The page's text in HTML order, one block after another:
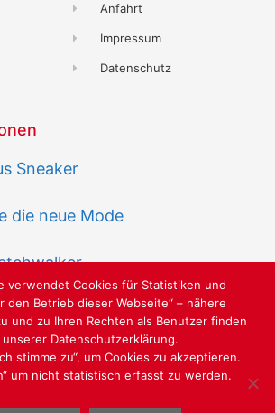
Anfahrt
Impressum
Datenschutz
Sneaker
die neue Mode
AUF SCHÖNE SCHUHE
verwendet Cookies für Statistiken und
den Betrieb dieser Webseite“ – nähere
und zu Ihren Rechten als Benutzer finden
unserer Datenschutzerklärung.
stimme zu“, um Cookies zu akzeptieren.
um nicht statistisch erfasst zu werden.